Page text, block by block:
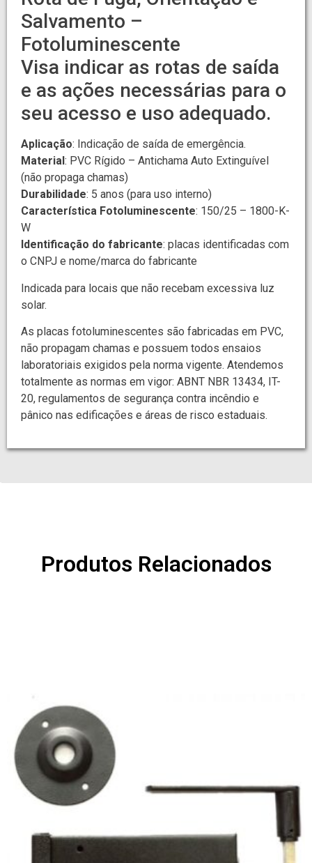
Salvamento –
Fotoluminescente
Visa indicar as rotas de saída
e as ações necessárias para o
seu acesso e uso adequado.
Aplicação: Indicação de saída de emergência.
Material : PVC Rígido – Antichama Auto Extinguível
(não propaga chamas)
Durabilidade: 5 anos (para uso interno)
Característica Fotoluminescente: 150/25 – 1800-K-
W
Identificação do fabricante: placas identificadas com
o CNPJ e nome/marca do fabricante
Indicada para locais que não recebam excessiva luz
solar.
As placas fotoluminescentes são fabricadas em PVC,
não propagam chamas e possuem todos ensaios
laboratoriais exigidos pela norma vigente. Atendemos
totalmente as normas em vigor: ABNT NBR 13434, IT-
20, regulamentos de segurança contra incêndio e
pânico nas edificações e áreas de risco estaduais.
Produtos Relacionados